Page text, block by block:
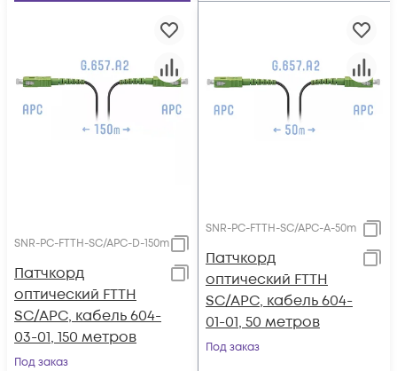
SNR-PC-FTTH-SC/APC-D-150m
Патчкорд
оптический FTTH
SC/APC, кабель 604-
03-01, 150 метров
Под заказ
SNR-PC-FTTH-SC/APC-A-50m
Патчкорд
оптический FTTH
SC/APC, кабель 604-
01-01, 50 метров
Под заказ